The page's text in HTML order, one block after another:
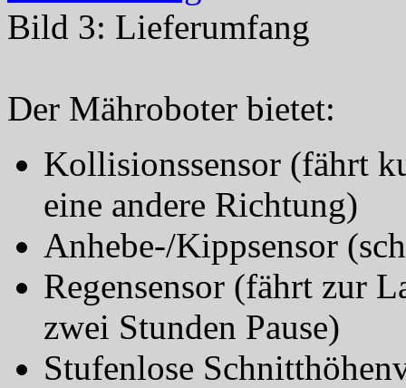
Bild 3: Lieferumfang
Der Mähroboter bietet:
Kollisionssensor (fährt
eine andere Richtung)
Anhebe-/Kippsensor
Regensensor (fährt zur
zwei Stunden Pause)
Stufenlose